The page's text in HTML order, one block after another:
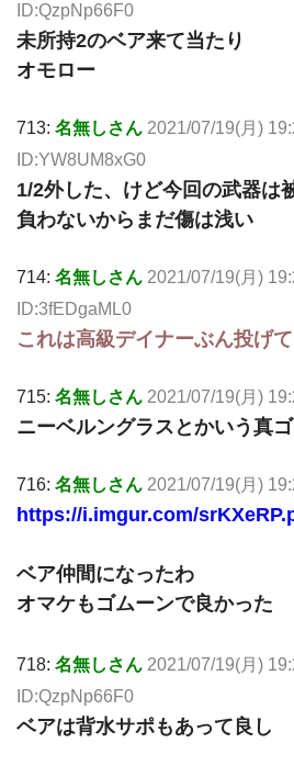
ID:QzpNp66F0
未所持2のベア来て当たり
オモロー
713: 名無しさん 2021/07/19(月)
ID:YW8UM8xG0
1/2外した、けど今回の武器は
負わないからまだ傷は浅い
714: 名無しさん 2021/07/19(月)
ID:3fEDgaML0
これは高級デイナーぶん投げ
715: 名無しさん 2021/07/19(月)
ニーベルングラスとかいう真ゴ
716: 名無しさん 2021/07/19(月)
https://i.imgur.com/
ベア仲間になったわ
オマケもゴムーンで良かった
718: 名無しさん 2021/07/19(月)
ID:QzpNp66F0
ベアは背水サポもあって良し